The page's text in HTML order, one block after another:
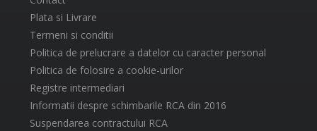
Plata si Livrare
Termeni si conditii
Politica de prelucrare a datelor cu caracter personal
Politica de folosire a cookie-urilor
Registre intermediari
Informatii despre schimbarile RCA din 2016
Suspendarea contractului RCA